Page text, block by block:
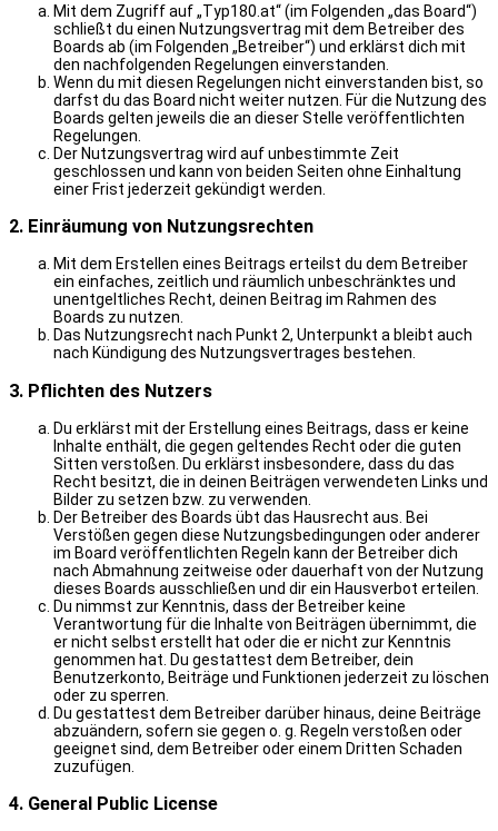
Mit dem Zugriff auf „Typ180.at“ (im Folgenden „das Board“)
schließt du einen Nutzungsvertrag mit dem Betreiber des
Boards ab (im Folgenden „Betreiber“) und erklärst dich mit
den nachfolgenden Regelungen einverstanden.
Wenn du mit diesen Regelungen nicht einverstanden bist, so
darfst du das Board nicht weiter nutzen. Für die Nutzung des
Boards gelten jeweils die an dieser Stelle veröffentlichten
Regelungen.
Der Nutzungsvertrag wird auf unbestimmte Zeit
geschlossen und kann von beiden Seiten ohne Einhaltung
einer Frist jederzeit gekündigt werden.
2. Einräumung von Nutzungsrechten
Mit dem Erstellen eines Beitrags erteilst du dem Betreiber
ein einfaches, zeitlich und räumlich unbeschränktes und
unentgeltliches Recht, deinen Beitrag im Rahmen des
Boards zu nutzen.
Das Nutzungsrecht nach Punkt 2, Unterpunkt a bleibt auch
nach Kündigung des Nutzungsvertrages bestehen.
3. Pflichten des Nutzers
Du erklärst mit der Erstellung eines Beitrags, dass er keine
Inhalte enthält, die gegen geltendes Recht oder die guten
Sitten verstoßen. Du erklärst insbesondere, dass du das
Recht besitzt, die in deinen Beiträgen verwendeten Links und
Bilder zu setzen bzw. zu verwenden.
Der Betreiber des Boards übt das Hausrecht aus. Bei
Verstößen gegen diese Nutzungsbedingungen oder anderer
im Board veröffentlichten Regeln kann der Betreiber dich
nach Abmahnung zeitweise oder dauerhaft von der Nutzung
dieses Boards ausschließen und dir ein Hausverbot erteilen.
Du nimmst zur Kenntnis, dass der Betreiber keine
Verantwortung für die Inhalte von Beiträgen übernimmt, die
er nicht selbst erstellt hat oder die er nicht zur Kenntnis
genommen hat. Du gestattest dem Betreiber, dein
Benutzerkonto, Beiträge und Funktionen jederzeit zu löschen
oder zu sperren.
Du gestattest dem Betreiber darüber hinaus, deine Beiträge
abzuändern, sofern sie gegen o. g. Regeln verstoßen oder
geeignet sind, dem Betreiber oder einem Dritten Schaden
zuzufügen.
4. General Public License